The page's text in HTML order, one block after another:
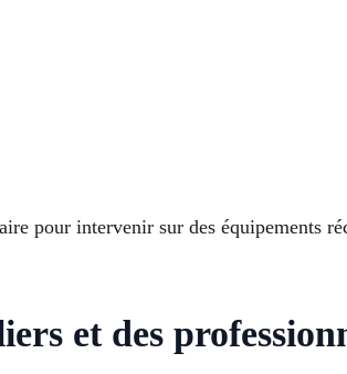
pour intervenir sur des équipements
et des